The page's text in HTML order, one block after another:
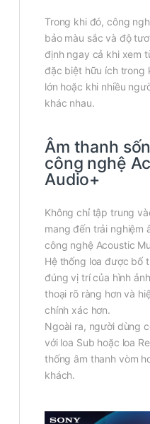
Trong khi đó, công
bảo màu sắc và độ
định ngay cả khi xem
đặc biệt hữu ích trong
lớn hoặc khi nhiều
khác nhau.
Âm thanh
công nghệ
Audio+
Không chỉ tập trung
mang đến trải nghiệm
công nghệ Acoustic
Hệ thống loa được bố
đúng vị trí của hình
thoại rõ ràng hơn và
chính xác hơn.
Ngoài ra, người dùng
với loa Sub hoặc loa
thống âm thanh vòm
khách.